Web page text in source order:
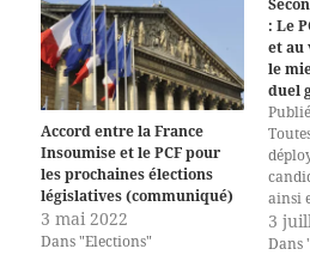
Accord entre la France
Insoumise et le PCF pour
les prochaines élections
législatives (communiqué)
3 mai 2022
Dans "Elections"
: Le
et au
le
duel
ainsi
3
Dans